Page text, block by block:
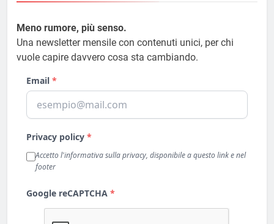
Meno rumore, più senso.
Una newsletter mensile con contenuti unici, per chi
vuole capire davvero cosa sta cambiando.